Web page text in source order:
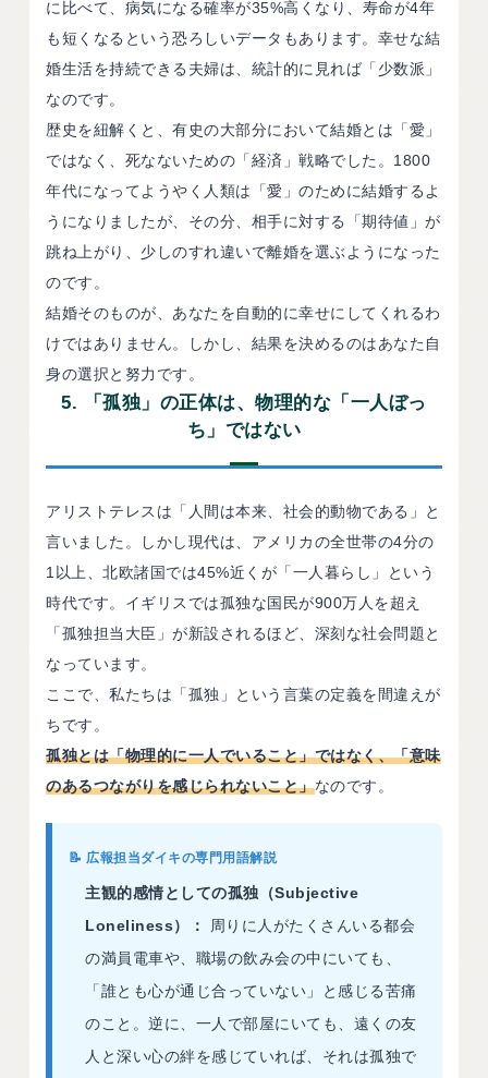
に比べて、病気になる確率が35%高くなり、寿命が4年
も短くなるという恐ろしいデータもあります。幸せな結
婚生活を持続できる夫婦は、統計的に見れば「少数派」
なのです。
歴史を紐解くと、有史の大部分において結婚とは「愛」
ではなく、死なないための「経済」戦略でした。1800
年代になってようやく人類は「愛」のために結婚するよ
うになりましたが、その分、相手に対する「期待値」が
跳ね上がり、少しのすれ違いで離婚を選ぶようになった
のです。
結婚そのものが、あなたを自動的に幸せにしてくれるわ
けではありません。しかし、結果を決めるのはあなた自
身の選択と努力です。
5. 「孤独」の正体は、物理的な「一人ぼっ
ち」ではない
アリストテレスは「人間は本来、社会的動物である」と
言いました。しかし現代は、アメリカの全世帯の4分の
1以上、北欧諸国では45%近くが「一人暮らし」という
時代です。イギリスでは孤独な国民が900万人を超え
「孤独担当大臣」が新設されるほど、深刻な社会問題と
なっています。
ここで、私たちは「孤独」という言葉の定義を間違えが
ちです。
孤独とは「物理的に一人でいること」ではなく、「意味
のあるつながりを感じられないこと」なのです。
📝 広報担当ダイキの専門用語解説
主観的感情としての孤独（Subjective
Loneliness）：
周りに人がたくさんいる都会
の満員電車や、職場の飲み会の中にいても、
「誰とも心が通じ合っていない」と感じる苦痛
のこと。逆に、一人で部屋にいても、遠くの友
人と深い心の絆を感じていれば、それは孤独で